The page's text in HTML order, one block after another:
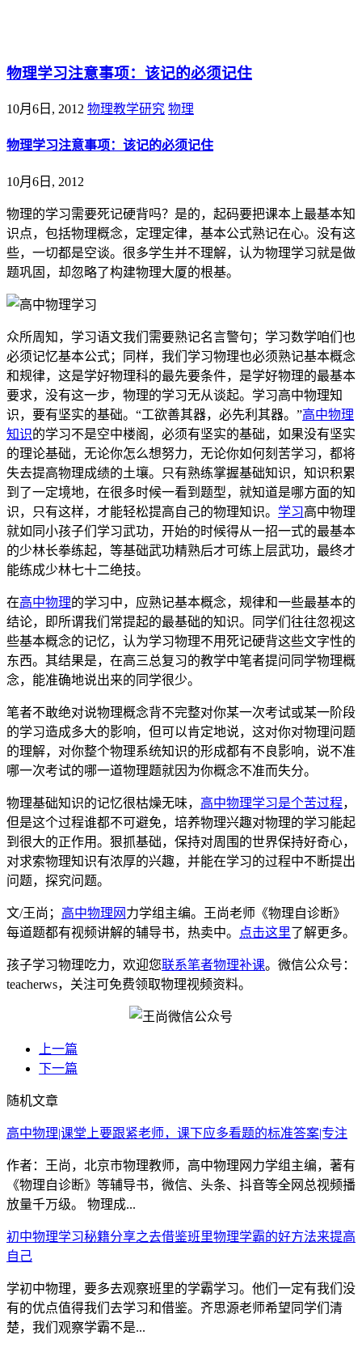
物理学习注意事项：该记的必须记住
10月6日, 2012 物理教学研究 物理
物理学习注意事项：该记的必须记住
10月6日, 2012
物理的学习需要死记硬背吗？是的，起码要把课本上最基本知
识点，包括物理概念，定理定律，基本公式熟记在心。没有这
些，一切都是空谈。很多学生并不理解，认为物理学习就是做
题巩固，却忽略了构建物理大厦的根基。
众所周知，学习语文我们需要熟记名言警句；学习数学咱们也
必须记忆基本公式；同样，我们学习物理也必须熟记基本概念
和规律，这是学好物理科的最先要条件，是学好物理的最基本
要求，没有这一步，物理的学习无从谈起。学习高中物理知
识，要有坚实的基础。“工欲善其器，必先利其器。”高中物理
知识的学习不是空中楼阁，必须有坚实的基础，如果没有坚实
的理论基础，无论你怎么想努力，无论你如何刻苦学习，都将
失去提高物理成绩的土壤。只有熟练掌握基础知识，知识积累
到了一定境地，在很多时候一看到题型，就知道是哪方面的知
识，只有这样，才能轻松提高自己的物理知识。 学习高中物理
就如同小孩子们学习武功，开始的时候得从一招一式的最基本
的少林长拳练起，等基础武功精熟后才可练上层武功，最终才
能练成少林七十二绝技。
在高中物理的学习中，应熟记基本概念，规律和一些最基本的
结论，即所谓我们常提起的最基础的知识。同学们往往忽视这
些基本概念的记忆，认为学习物理不用死记硬背这些文字性的
东西。其结果是，在高三总复习的教学中笔者提问同学物理概
念，能准确地说出来的同学很少。
笔者不敢绝对说物理概念背不完整对你某一次考试或某一阶段
的学习造成多大的影响，但可以肯定地说，这对你对物理问题
的理解，对你整个物理系统知识的形成都有不良影响，说不准
哪一次考试的哪一道物理题就因为你概念不准而失分。
物理基础知识的记忆很枯燥无味， 高中物理学习是个苦过程，
但是这个过程谁都不可避免，培养物理兴趣对物理的学习能起
到很大的正作用。狠抓基础，保持对周围的世界保持好奇心，
对求索物理知识有浓厚的兴趣，并能在学习的过程中不断提出
问题，探究问题。
文/王尚； 高中物理网 力学组主编。王尚老师《物理自诊断》
每道题都有视频讲解的辅导书，热卖中。
点击这里了解更多。
孩子学习物理吃力，欢迎您联系笔者物理补课。微信公众号：
teacherws，关注可免费领取物理视频资料。
上一篇
下一篇
随机文章
高中物理|课堂上要跟紧老师，课下应多看题的标准答案|专注
作者：王尚，北京市物理教师，高中物理网力学组主编，著有
《物理自诊断》等辅导书，微信、头条、抖音等全网总视频播
放量千万级。 物理成...
初中物理学习秘籍分享之去借鉴班里物理学霸的好方法来提高
自己
学初中物理，要多去观察班里的学霸学习。他们一定有我们没
有的优点值得我们去学习和借鉴。齐思源老师希望同学们清
楚，我们观察学霸不是...